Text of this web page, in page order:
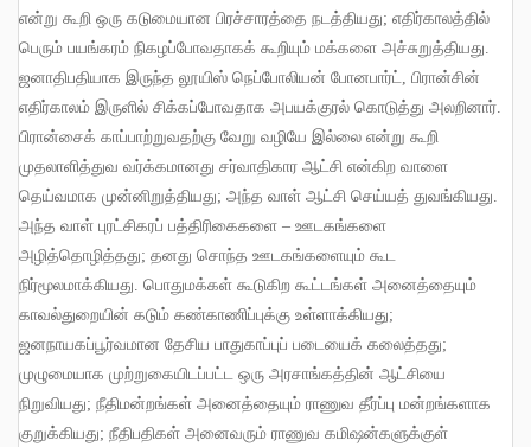
என்று கூறி ஒரு கடுமையான பிரச்சாரத்தை நடத்தியது; எதிர்காலத்தில்
பெரும் பயங்கரம் நிகழப்போவதாகக் கூறியும் மக்களை அச்சுறுத்தியது.
ஜனாதிபதியாக இருந்த லூயிஸ் நெப்போலியன் போனபார்ட், பிரான்சின்
எதிர்காலம் இருளில் சிக்கப்போவதாக அபயக்குரல் கொடுத்து அலறினார்.
பிரான்சைக் காப்பாற்றுவதற்கு வேறு வழியே இல்லை என்று கூறி
முதலாளித்துவ வர்க்கமானது சர்வாதிகார ஆட்சி என்கிற வாளை
தெய்வமாக முன்னிறுத்தியது; அந்த வாள் ஆட்சி செய்யத் துவங்கியது.
அந்த வாள் புரட்சிகரப் பத்திரிகைகளை – ஊடகங்களை
அழித்தொழித்தது; தனது சொந்த ஊடகங்களையும் கூட
நிர்மூலமாக்கியது. பொதுமக்கள் கூடுகிற கூட்டங்கள் அனைத்தையும்
காவல்துறையின் கடும் கண்காணிப்புக்கு உள்ளாக்கியது;
ஜனநாயகப்பூர்வமான தேசிய பாதுகாப்புப் படையைக் கலைத்தது;
முழுமையாக முற்றுகையிடப்பட்ட ஒரு அரசாங்கத்தின் ஆட்சியை
நிறுவியது; நீதிமன்றங்கள் அனைத்தையும் ராணுவ தீர்ப்பு மன்றங்களாக
குறுக்கியது; நீதிபதிகள் அனைவரும் ராணுவ கமிஷன்களுக்குள்